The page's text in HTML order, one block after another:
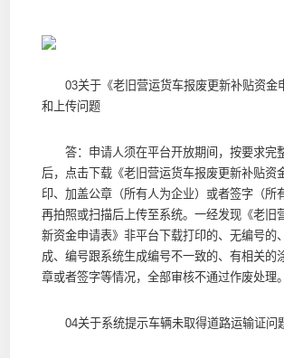
03关于《老旧营运货车报废更新补贴资金
和上传问题
答：申请人须在平台开放期间，按要求完
后，点击下载《老旧营运货车报废更新补贴资
印、加盖公章（所有人为企业）或者签字（所
再拍照或扫描后上传至系统。一经发现《老旧
新资金申请表》非平台下载打印的、无编号的
成、编号跟系统生成编号不一致的、有相关的
章或者签字等情况，全部审核不通过作废处理。
04关于系统提示车辆未取得道路运输证问